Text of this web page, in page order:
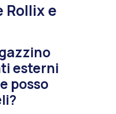
Rollix e
esterni
posso